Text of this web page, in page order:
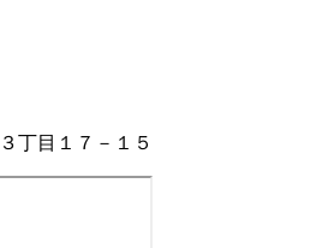
丁目１７－１５